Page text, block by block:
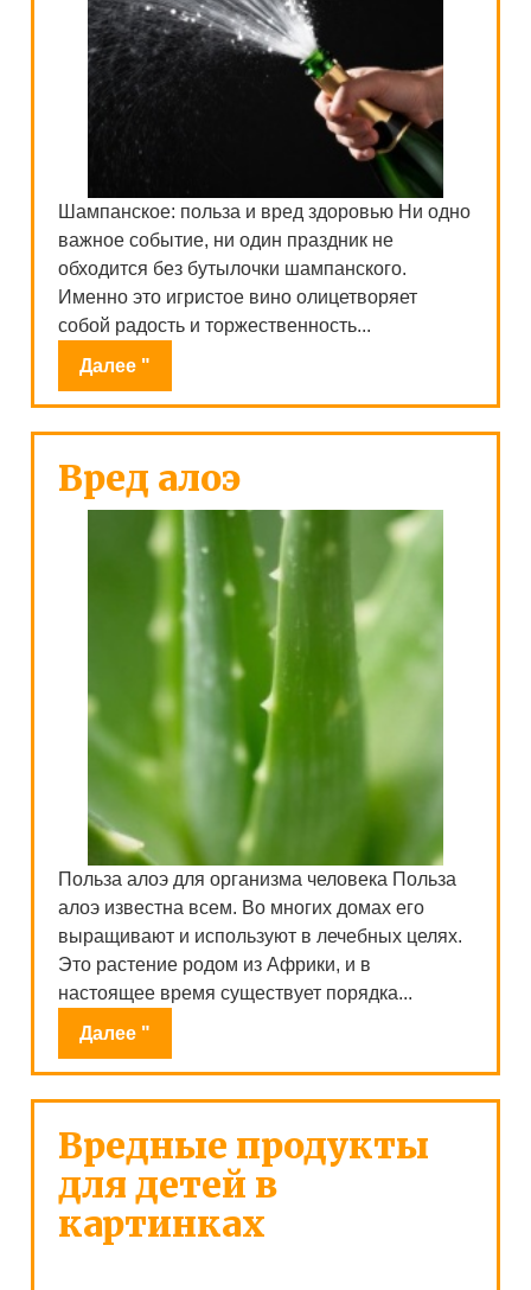
Шампанское: польза и вред здоровью Ни одно
важное событие, ни один праздник не
обходится без бутылочки шампанского.
Именно это игристое вино олицетворяет
собой радость и торжественность...
Далее "
Вред алоэ
Польза алоэ для организма человека Польза
алоэ известна всем. Во многих домах его
выращивают и используют в лечебных целях.
Это растение родом из Африки, и в
настоящее время существует порядка...
Далее "
Вредные продукты
для детей в
картинках